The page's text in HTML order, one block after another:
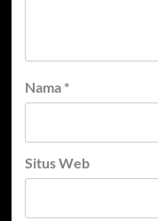
Nama *
Situs Web